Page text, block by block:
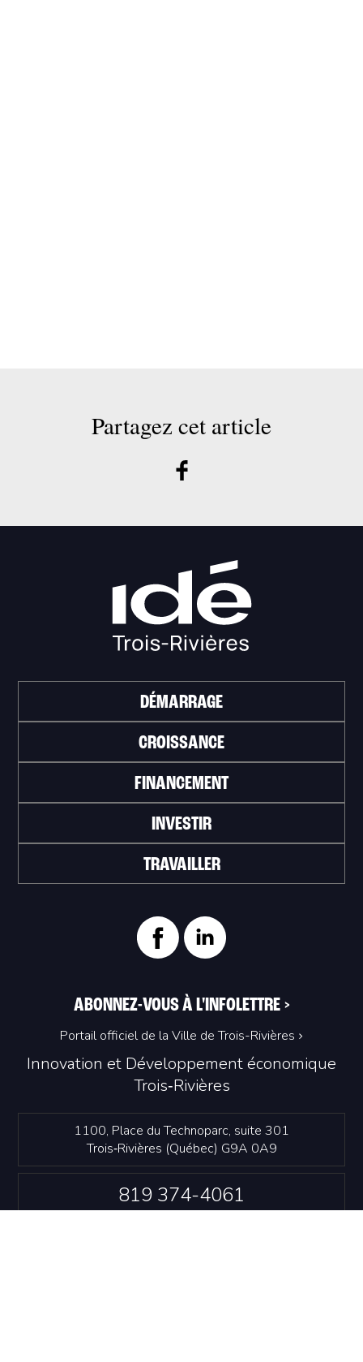
Partagez cet article
Innovation et Développement économique
Trois‑Rivières
1100, Place du Technoparc, suite 301
Trois‑Rivières (Québec) G9A 0A9
819 374-4061
DÉMARRAGE
CROISSANCE
FINANCEMENT
INVESTIR
TRAVAILLER
ABONNEZ-VOUS À L'INFOLETTRE >
Portail officiel de la Ville de Trois-Rivières